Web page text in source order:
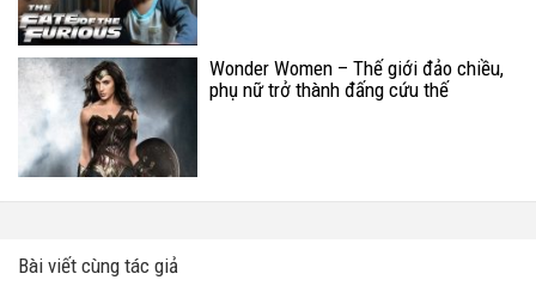
Wonder Women – Thế giới đảo chiều,
phụ nữ trở thành đấng cứu thế
Bài viết cùng tác giả